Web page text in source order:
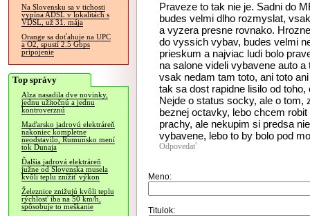
Na Slovensku sa v tichosti
vypína ADSL v lokalitách s
VDSL, už 31. mája
Orange sa doťahuje na UPC
a O2, spustí 2.5 Gbps
pripojenie
Top správy
Alza nasadila dve novinky,
jednu užitočnú a jednu
kontroverznú
Maďarsko jadrovú elektráreň
nakoniec kompletne
neodstavilo, Rumunsko mení
tok Dunaja
Ďalšia jadrová elektráreň
južne od Slovenska musela
kvôli teplu znížiť výkon
Železnice znižujú kvôli teplu
rýchlosť iba na 50 km/h,
spôsobuje to meškanie
Praveze to tak nie je. Sadni do
budes velmi dlho rozmyslat,
a vyzera presne rovnako.
do vyssich vybav, budes velmi
prieskum a najviac ludi bolo
na salone videli vybavene auto
vsak nedam tam toto, ani toto
tak sa dost rapidne lisilo od
Nejde o status socky, ale o tom,
beznej octavky, lebo chcem
prachy, ale nekupim si predsa
vybavene, lebo to by bolo pod
Odpovedať
Meno:
Titulok: